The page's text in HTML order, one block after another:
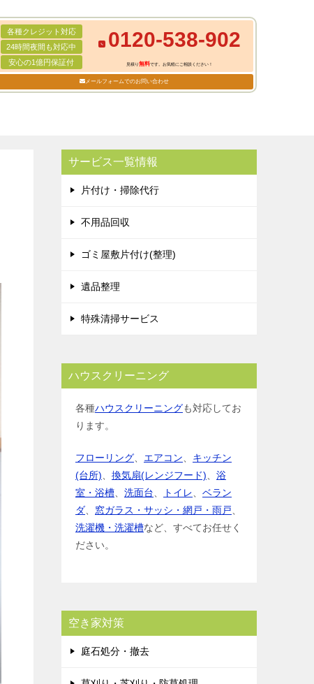
各種クレジット対応
24時間夜間も対応中
安心の1億円保証付
0120-538-902
見積り無料です。お気軽にご相談ください！
メールフォームでのお問い合わせ
サービス一覧情報
片付け・掃除代行
不用品回収
ゴミ屋敷片付け(整理)
遺品整理
特殊清掃サービス
ハウスクリーニング
各種ハウスクリーニングも対応してお
ります。
フローリング エアコン
キッチン
(台所)
換気扇(レンジフード)
浴
室・浴槽
洗面台 トイレ
ベラン
ダ
窓ガラス・サッシ・網戸・雨戸
洗濯機・洗濯槽など、すべてお任せく
ださい。
空き家対策
庭石処分・撤去